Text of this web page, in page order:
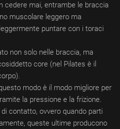
cedere mai, entrambe le braccia
muscolare leggero ma
puntare con i toraci
non solo nelle braccia, ma
core (nel Pilates è il
modo è il modo migliore per
la pressione e la frizione.
contatto, ovvero quando parti
queste ultime producono